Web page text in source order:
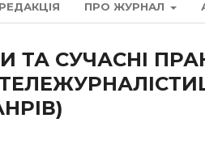
РЕДАКЦІЯ ПРО ЖУРНАЛ
ТА СУЧАСНІ